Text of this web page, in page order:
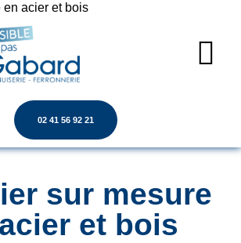
en acier et bois
02 41 56 92 21
sur mesure
et bois